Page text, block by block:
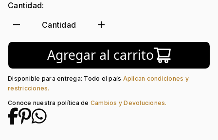
Cantidad:
remove Cantidad add
Agregar al carrito
Disponible para entrega: Todo el país Aplican condiciones y
restricciones.
Conoce nuestra política de Cambios y Devoluciones.